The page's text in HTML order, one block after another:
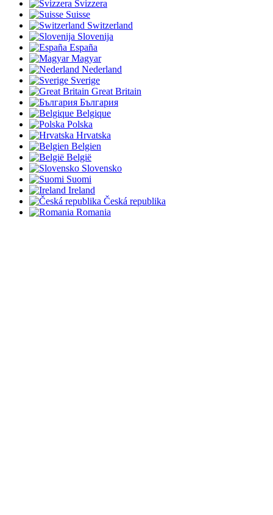
Svizzera
Suisse
Switzerland
Slovenija
España
Magyar
Nederland
Sverige
Great Britain
България
Belgique
Polska
Hrvatska
Belgien
België
Slovensko
Suomi
Ireland
Česká republika
Romania